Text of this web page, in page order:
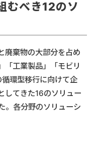
むべき12のソ
廃棄物の大部分を占め
「工業製品」「モビリ
環型移行に向けて企
してきた16のソリュー
。各分野のソリューシ